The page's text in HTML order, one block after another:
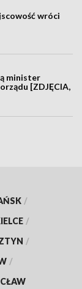
wróci
minister
[ZDJĘCIA,
/
/
/
/